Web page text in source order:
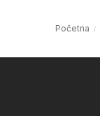
Početna